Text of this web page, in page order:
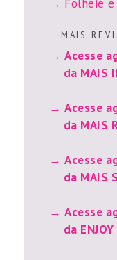
Folheie
M A I S R E V I
Acesse
da MAIS
Acesse
da MAIS
Acesse
da MAIS
Acesse
da